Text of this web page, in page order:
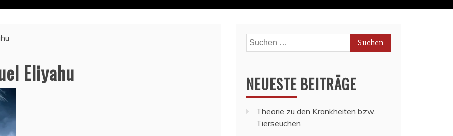
Eliyahu
Suchen
nach:
NEUESTE BEITRÄGE
Theorie zu den Krankheiten bzw.
Tierseuchen